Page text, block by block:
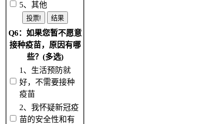
5、其他
Q6：如果您暂不愿意
接种疫苗，原因有哪
些？(多选)
1、生活预防就
好，不需要接种
疫苗
2、我怀疑新冠疫
苗的安全性和有